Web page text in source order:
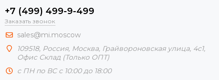
+7 (499) 499-9-499
Заказать звонок
sales@mi.moscow
109518, Россия, Москва, Грайвороновская улица, 4с1,
Офис Склад (Только ОПТ)
с ПН по ВС с 10:00 до 18:00